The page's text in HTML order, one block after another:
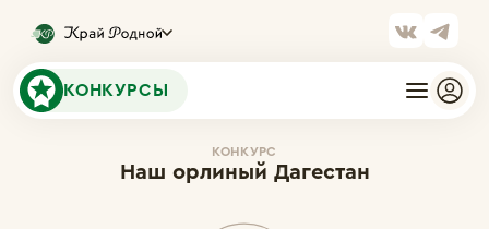
КОНКУРСЫ
КОНКУРС
Наш орлиный Дагестан